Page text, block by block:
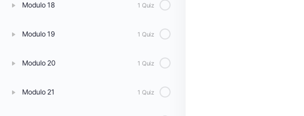
Modulo 18 1 Quiz
Modulo 19 1 Quiz
Modulo 20 1 Quiz
Modulo 21 1 Quiz